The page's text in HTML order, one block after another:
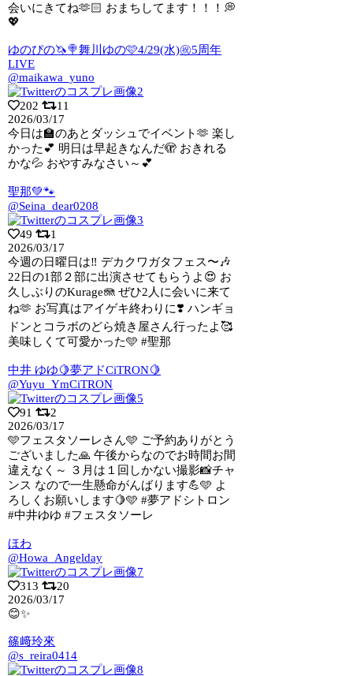
会いにきてね🫶🏻 おまちしてます！！！💭
💖
ゆのぴの🦄🍭舞川ゆの🩷4/29(水)㊗5周年
LIVE
@maikawa_yuno
202
11
2026/03/17
今日は🏫のあとダッシュでイベント🫶 楽し
かった💕 明日は早起きなんだ🫣 おきれる
かな💦 おやすみなさい～💕
聖那💚🐾
@Seina_dear0208
49
1
2026/03/17
今週の日曜日は‼️ デカクワガタフェス〜🎶
22日の1部２部に出演させてもらうよ 😍 お
久しぶりのKurage🪼 ぜひ2人に会いに来て
ね🫶 お写真はアイゲキ終わりに❣️ ハンギョ
ドンとコラボのどら焼き屋さん行ったよ🥰
美味しくて可愛かった🩵 #聖那
中井 ゆゆ🍋夢アドCiTRON🍋
@Yuyu_YmCiTRON
91
2
2026/03/17
🩵フェスタソーレさん🩵 ご予約ありがとう
ございました🙏 午後からなのでお時間お間
違えなく～ ３月は１回しかない撮影📸チャ
ンス なので一生懸命がんばります💪🩵 よ
ろしくお願いします🍋🩵 #夢アドシトロン
#中井ゆゆ #フェスタソーレ
ほわ
@Howa_Angelday
313
20
2026/03/17
😊✨
篠﨑玲來
@s_reira0414